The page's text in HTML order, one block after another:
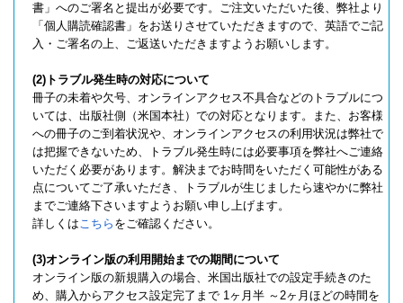
書」へのご署名と提出が必要です。ご注文いただいた後、弊社より
「個人購読確認書」をお送りさせていただきますので、英語でご記
入・ご署名の上、ご返送いただきますようお願いします。
(2)トラブル発生時の対応について
冊子の未着や欠号、オンラインアクセス不具合などのトラブルにつ
いては、出版社側（米国本社）での対応となります。また、お客様
への冊子のご到着状況や、オンラインアクセスの利用状況は弊社で
は把握できないため、トラブル発生時には必要事項を弊社へご連絡
いただく必要があります。解決までお時間をいただく可能性がある
点についてご了承いただき、トラブルが生じましたら速やかに弊社
までご連絡下さいますようお願い申し上げます。
詳しくはこちら をご確認ください。
(3)オンライン版の利用開始までの期間について
オンライン版の新規購入の場合、米国出版社での設定手続きのた
め、購入からアクセス設定完了まで 1ヶ月半 ～2ヶ月ほどの時間を